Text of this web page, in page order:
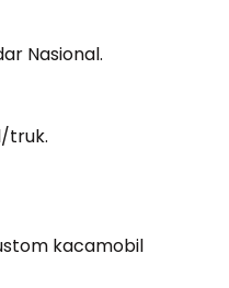
Nasional.
truk.
kacamobil